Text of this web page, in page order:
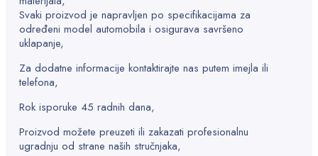
Svaki proizvod je napravljen po specifikacijama za
određeni model automobila i osigurava savršeno
uklapanje,
Za dodatne informacije kontaktirajte nas putem imejla ili
telefona,
Rok isporuke 45 radnih dana,
Proizvod možete preuzeti ili zakazati profesionalnu
ugradnju od strane naših stručnjaka,